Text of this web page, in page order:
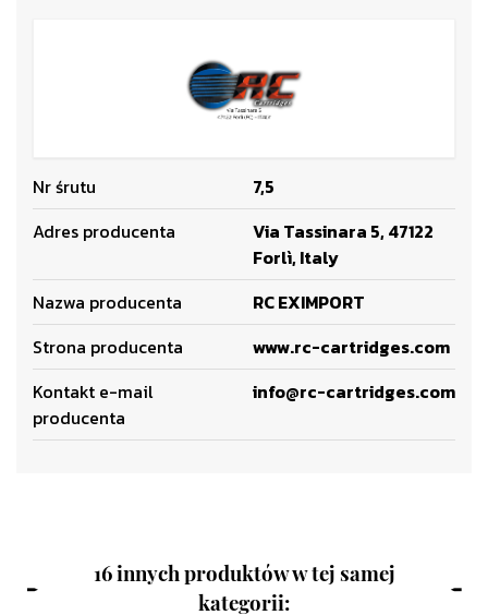
Nr śrutu
7,5
Adres producenta
Via Tassinara 5, 47122
Forlì, Italy
Nazwa producenta
RC EXIMPORT
Strona producenta
www.rc-cartridges.com
Kontakt e-mail
producenta
info@rc-cartridges.com
16 innych produktów w tej samej
kategorii: